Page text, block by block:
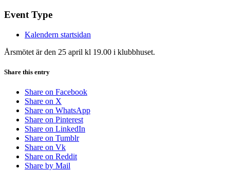
Event Type
Kalendern startsidan
Årsmötet är den 25 april kl 19.00 i klubbhuset.
Share this entry
Share on Facebook
Share on X
Share on WhatsApp
Share on Pinterest
Share on LinkedIn
Share on Tumblr
Share on Vk
Share on Reddit
Share by Mail